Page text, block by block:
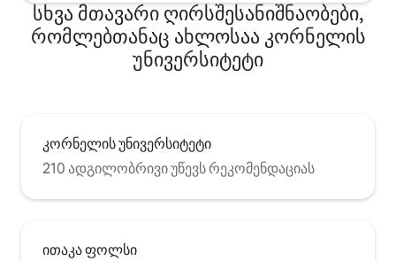
სხვა მთავარი ღირსშესანიშნაობები,
რომლებთანაც ახლოსაა კორნელის
უნივერსიტეტი
კორნელის უნივერსიტეტი
210 ადგილობრივი უწევს რეკომენდაციას
ითაკა ფოლსი